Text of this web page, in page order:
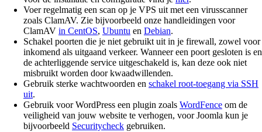
Voer regelmatig een scan op je VPS uit met een virusscanner
zoals ClamAV. Zie bijvoorbeeld onze handleidingen voor
ClamAV in CentOS, Ubuntu en Debian.
Schakel poorten die je niet gebruikt uit in je firewall, zowel voor
inkomend als uitgaand verkeer. Wanneer een poort gesloten is en
de achterliggende service uitgeschakeld is, kan deze ook niet
misbruikt worden door kwaadwillenden.
Gebruik sterke wachtwoorden en schakel root-toegang via SSH
uit.
Gebruik voor WordPress een plugin zoals WordFence om de
veiligheid van jouw website te verhogen, voor Joomla kun je
bijvoorbeeld Securitycheck gebruiken.